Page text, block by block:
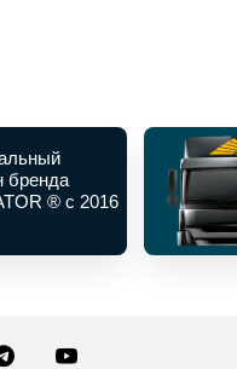
бренда
® с 2016